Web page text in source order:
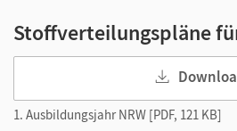
Stoffverteilungspläne
1. Ausbildungsjahr NRW [PDF, 121 KB]